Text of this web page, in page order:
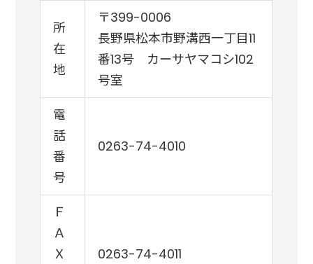
所
在
地
〒399-0006
長野県松本市野溝西一丁目11
番13号 カーサヤマコシ102
号室
電
話
番
号
0263-74-4010
Ｆ
Ａ
Ｘ
0263-74-4011